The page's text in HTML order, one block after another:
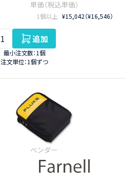
1個以上 ¥15,042（¥16,546）
追加
最小注文数：1個
注文単位：1個ずつ